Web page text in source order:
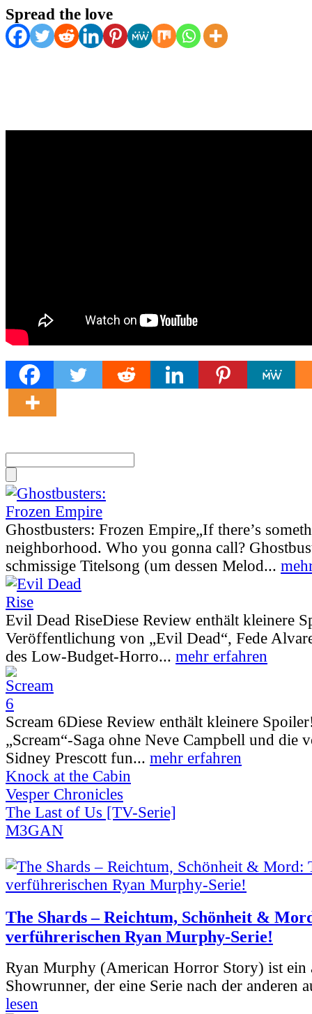
Spread the love
Ghostbusters: Frozen Empire„If there’s
neighborhood. Who you gonna call?
schmissige Titelsong (um dessen Melod...
Evil Dead RiseDiese Review enthält kleinere
Veröffentlichung von „Evil Dead“, Fede
des Low-Budget-Horro... mehr erfahren
Scream 6Diese Review enthält kleinere
„Scream“-Saga ohne Neve Campbell und die
Sidney Prescott fun... mehr erfahren
Knock at the Cabin
Vesper Chronicles
The Last of Us [TV-Serie]
M3GAN
The Shards – Reichtum, Schönheit &
verführerischen Ryan Murphy-Serie!
Ryan Murphy (American Horror Story) ist ein
Showrunner, der eine Serie nach der anderen
lesen